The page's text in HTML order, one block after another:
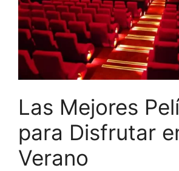
Las Mejores
para Disfrutar
Verano